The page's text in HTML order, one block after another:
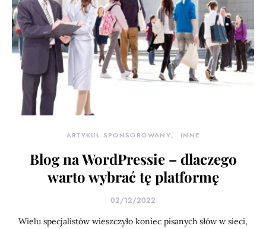
ARTYKUŁ SPONSOROWANY INNE
Blog na WordPressie – dlaczego
warto wybrać tę platformę
02/12/2022
Wielu specjalistów wieszczyło koniec pisanych słów w sieci,